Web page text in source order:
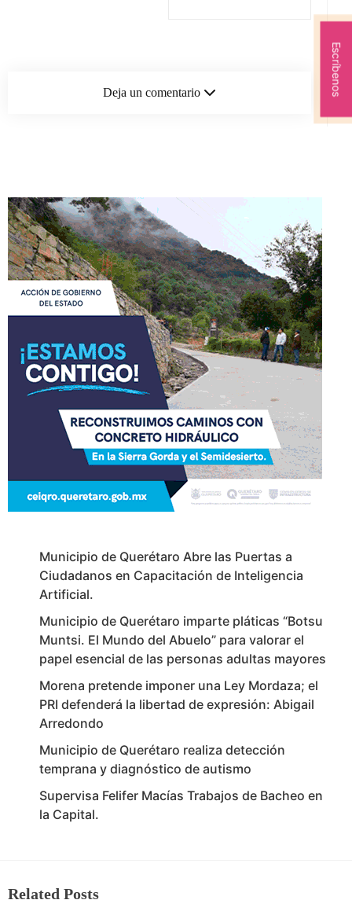
Deja un comentario
Municipio de Querétaro Abre las Puertas a
Ciudadanos en Capacitación de Inteligencia
Artificial.
Municipio de Querétaro imparte pláticas “Botsu
Muntsi. El Mundo del Abuelo” para valorar el
papel esencial de las personas adultas mayores
Morena pretende imponer una Ley Mordaza; el
PRI defenderá la libertad de expresión: Abigail
Arredondo
Municipio de Querétaro realiza detección
temprana y diagnóstico de autismo
Supervisa Felifer Macías Trabajos de Bacheo en
la Capital.
Related Posts
Escríbenos